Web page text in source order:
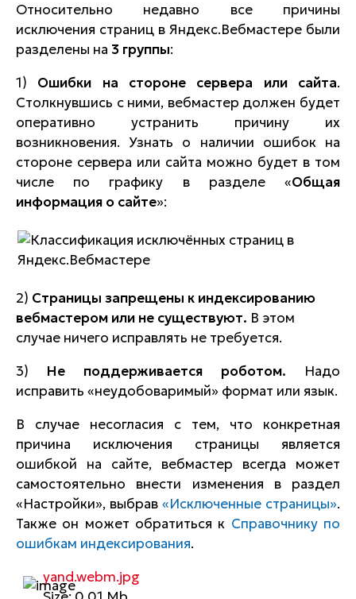
Относительно недавно все причины
исключения страниц в Яндекс.Вебмастере были
разделены на 3 группы:
1) Ошибки на стороне сервера или сайта.
Столкнувшись с ними, вебмастер должен будет
оперативно устранить причину их
возникновения. Узнать о наличии ошибок на
стороне сервера или сайта можно будет в том
числе по графику в разделе «Общая
информация о сайте»:
2) Страницы запрещены к индексированию
вебмастером или не существуют. В этом
случае ничего исправлять не требуется.
3) Не поддерживается роботом. Надо
исправить «неудобоваримый» формат или язык.
В случае несогласия с тем, что конкретная
причина исключения страницы является
ошибкой на сайте, вебмастер всегда может
самостоятельно внести изменения в раздел
«Настройки», выбрав «Исключенные страницы».
Также он может обратиться к Справочнику по
ошибкам индексирования.
yand.webm.jpg